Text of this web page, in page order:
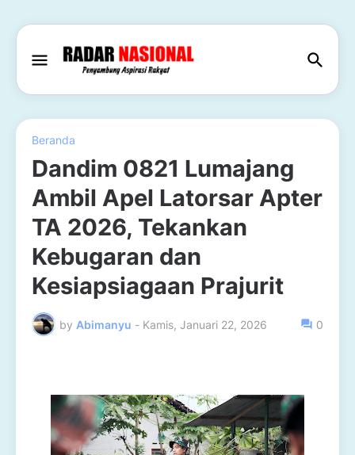
Beranda
Dandim 0821 Lumajang
Ambil Apel Latorsar Apter
TA 2026, Tekankan
Kebugaran dan
Kesiapsiagaan Prajurit
by Abimanyu - Kamis, Januari 22, 2026 0